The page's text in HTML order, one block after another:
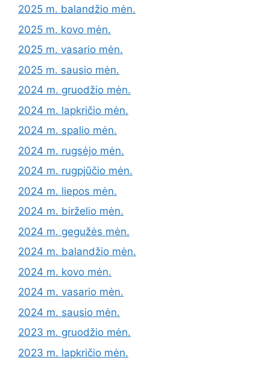
2025 m. balandžio mėn.
2025 m. kovo mėn.
2025 m. vasario mėn.
2025 m. sausio mėn.
2024 m. gruodžio mėn.
2024 m. lapkričio mėn.
2024 m. spalio mėn.
2024 m. rugsėjo mėn.
2024 m. rugpjūčio mėn.
2024 m. liepos mėn.
2024 m. birželio mėn.
2024 m. gegužės mėn.
2024 m. balandžio mėn.
2024 m. kovo mėn.
2024 m. vasario mėn.
2024 m. sausio mėn.
2023 m. gruodžio mėn.
2023 m. lapkričio mėn.